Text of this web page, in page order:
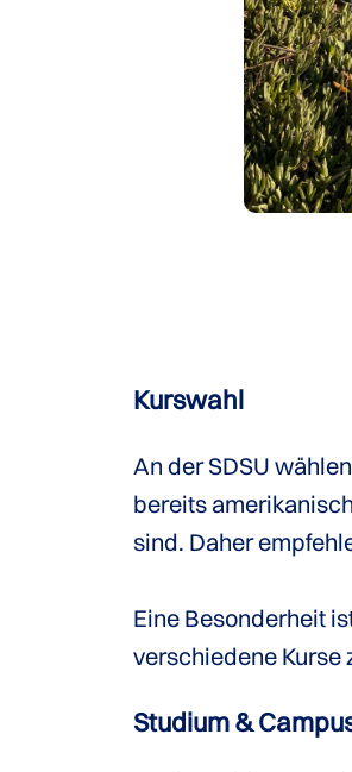
Kurswahl
An der SDSU
bereits
sind. Daher
Eine Besonderheit
verschiedene Kurse
Studium &